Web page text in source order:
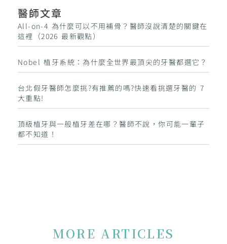
醫師文章
All-on-4 為什麼可以不用補骨？醫師沒說清楚的關鍵在
這裡（2026 最新觀點）
Nobel 植牙系統：為什麼全世界最頂尖的牙醫都選它？
台北假牙醫師怎麼挑?有推薦的嗎?快速看挑選牙醫的 7
大重點!
頂級植牙與一般植牙差在哪？醫師不說，你可能一輩子
都不知道！
MORE ARTICLES